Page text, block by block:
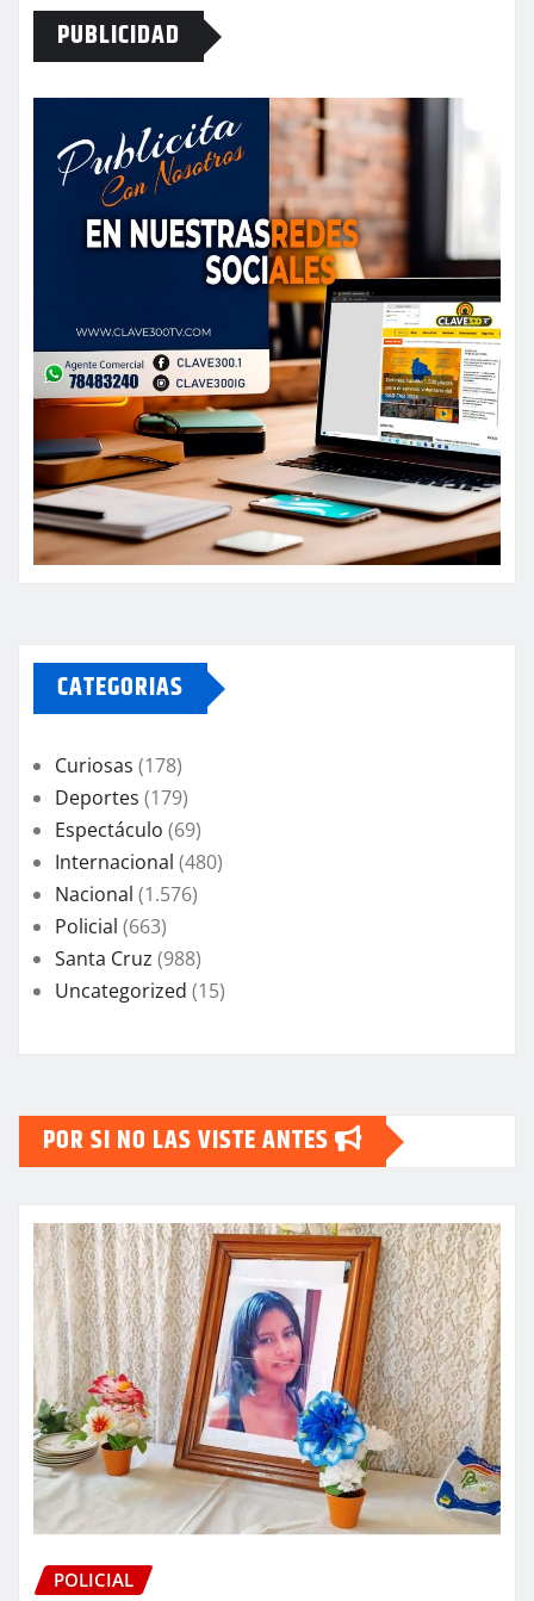
PUBLICIDAD
CATEGORIAS
Curiosas (178)
Deportes (179)
Espectáculo (69)
Internacional (480)
Nacional (1.576)
Policial (663)
Santa Cruz (988)
Uncategorized (15)
POR SI NO LAS VISTE ANTES
POLICIAL